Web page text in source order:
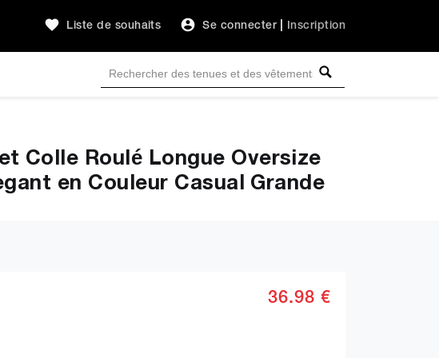
Liste de souhaits Se connecter Inscription
Colle Roulé Longue Oversize
en Couleur Casual Grande
36.98 €